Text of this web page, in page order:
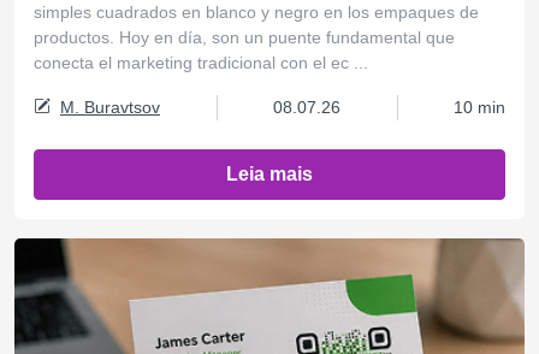
simples cuadrados en blanco y negro en los empaques de
productos. Hoy en día, son un puente fundamental que
conecta el marketing tradicional con el ec ...
M. Buravtsov 08.07.26 10 min
Leia mais